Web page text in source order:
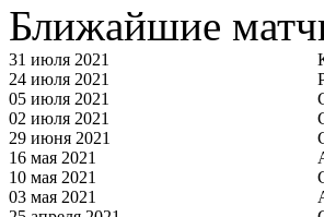
Ближайшие
31 июля 2021
24 июля 2021
05 июля 2021
02 июля 2021
29 июня 2021
16 мая 2021
10 мая 2021
03 мая 2021